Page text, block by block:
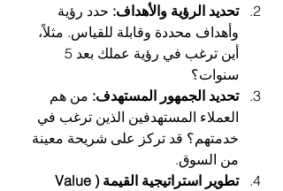
تحديد الرؤية والأهداف: حدد رؤية
وأهداف محددة وقابلة للقياس. مثلاً،
سنوات؟
تحديد الجمهور المستهدف: من هم
العملاء المستهدفين الذين ترغب في
خدمتهم؟ قد تركز على شريحة معينة
من السوق.
تطوير استراتيجية القيمة (Value